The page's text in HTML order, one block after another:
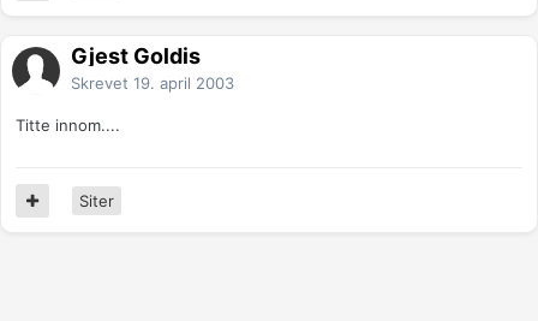
Gjest Goldis
Skrevet 19. april 2003
Titte innom....
Siter